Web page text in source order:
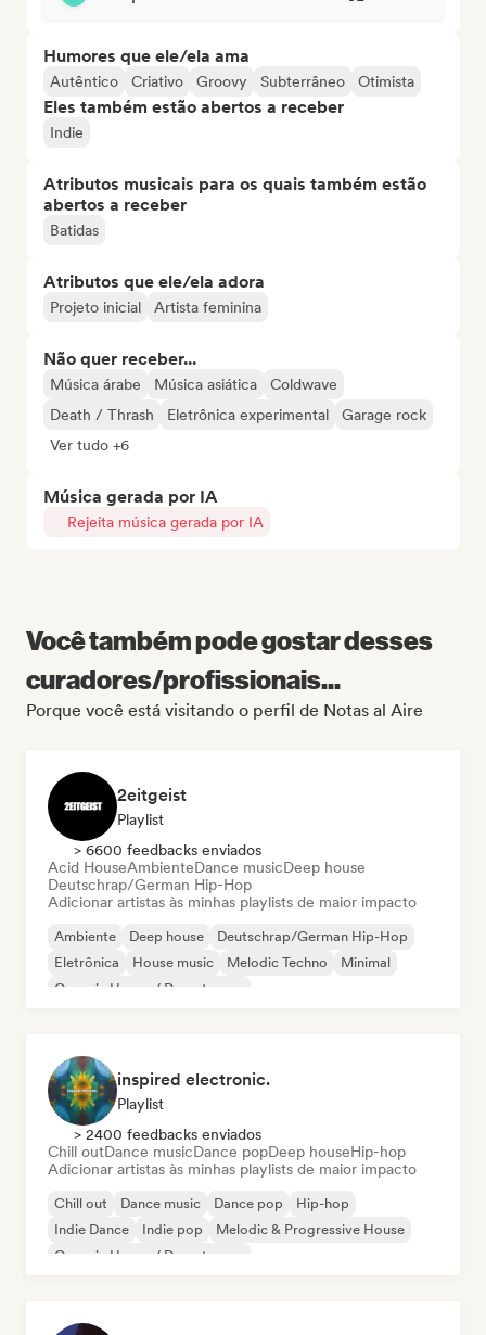
Humores que ele/ela ama
Autêntico Criativo Groovy Subterrâneo Otimista
Eles também estão abertos a receber
Indie
Atributos musicais para os quais também estão
abertos a receber
Batidas
Atributos que ele/ela adora
Projeto inicial Artista feminina
Não quer receber...
Música árabe Música asiática
Coldwave
Death / Thrash
Eletrônica experimental
Garage rock
Ver tudo +6
Música gerada por IA
Rejeita música gerada por IA
Você também pode gostar desses
curadores/profissionais...
Porque você está visitando o perfil de Notas al Aire
2eitgeist
Playlist
> 6600 feedbacks enviados
Acid HouseAmbienteDance musicDeep house
Deutschrap/German Hip-Hop
Adicionar artistas às minhas playlists de maior impacto
Ambiente Deep house
Deutschrap/German Hip-Hop
Eletrônica
House music Melodic Techno
Minimal
Organic House / Downtempo
inspired electronic.
Playlist
> 2400 feedbacks enviados
Chill outDance musicDance popDeep houseHip-hop
Adicionar artistas às minhas playlists de maior impacto
Chill out Dance music Dance pop
Hip-hop
Indie Dance
Indie pop
Melodic & Progressive House
Organic House / Downtempo